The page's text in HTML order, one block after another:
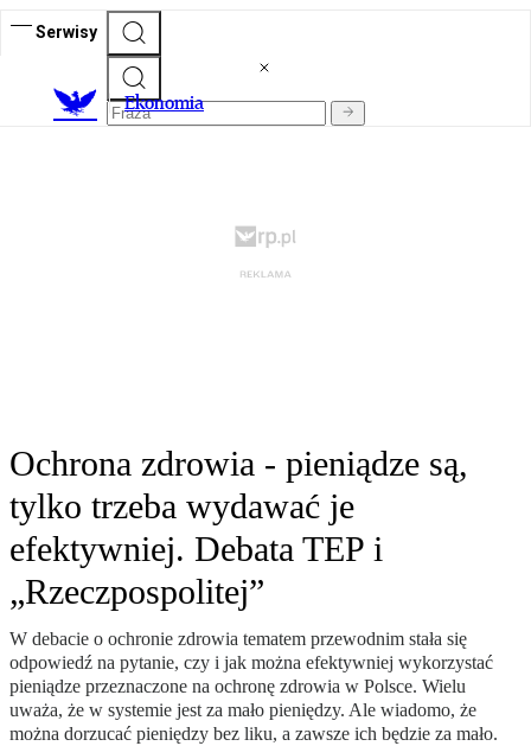
Serwisy
Ekonomia
Ochrona zdrowia - pieniądze są,
tylko trzeba wydawać je
efektywniej. Debata TEP i
„Rzeczpospolitej”
W debacie o ochronie zdrowia tematem przewodnim stała się
odpowiedź na pytanie, czy i jak można efektywniej wykorzystać
pieniądze przeznaczone na ochronę zdrowia w Polsce. Wielu
uważa, że w systemie jest za mało pieniędzy. Ale wiadomo, że
można dorzucać pieniędzy bez liku, a zawsze ich będzie za mało.